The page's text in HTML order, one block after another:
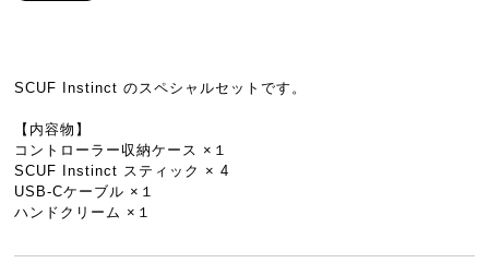
SCUF Instinct のスペシャルセットです。
【内容物】
コントローラー収納ケース ×１
SCUF Instinct スティック × 4
USB-Cケーブル ×１
ハンドクリーム ×１